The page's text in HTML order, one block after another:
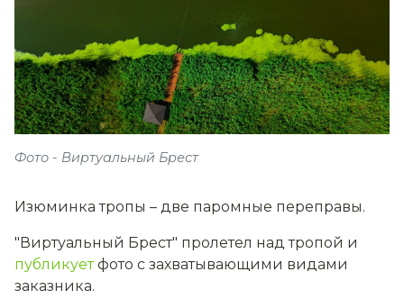
Фото - Виртуальный Брест
Изюминка тропы – две паромные переправы.
"Виртуальный Брест" пролетел над тропой и
публикуетфото с захватывающими видами
заказника.